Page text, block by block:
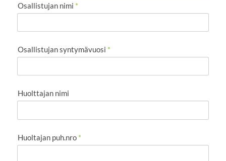
Osallistujan nimi *
Osallistujan syntymävuosi *
Huolttajan nimi
Huoltajan puh.nro *